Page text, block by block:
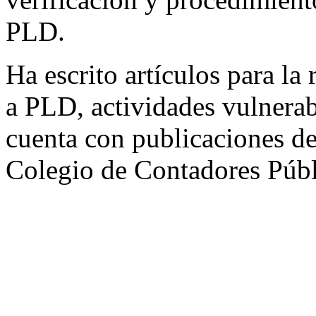
PLD.
Ha escrito artículos para la
a PLD, actividades
cuenta con publicaciones
Colegio de Contadores